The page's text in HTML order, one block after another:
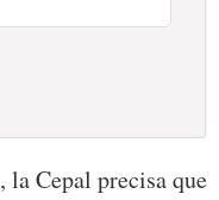
la Cepal precisa que